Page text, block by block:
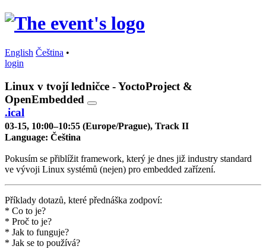
English Čeština •
login
Linux v tvojí ledničce - YoctoProject &
OpenEmbedded
.ical
03-15, 10:00–10:55 (Europe/Prague), Track II
Language: Čeština
Pokusím se přiblížit framework, který je dnes již industry standard
ve vývoji Linux systémů (nejen) pro embedded zařízení.
Příklady dotazů, které přednáška zodpoví:
* Co to je?
* Proč to je?
* Jak to funguje?
* Jak se to používá?